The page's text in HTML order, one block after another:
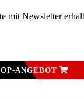
mit Newsletter
ANGEBOT